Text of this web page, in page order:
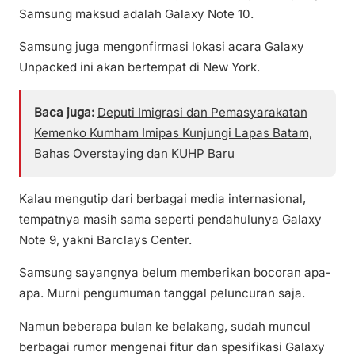
Samsung maksud adalah Galaxy Note 10.
Samsung juga mengonfirmasi lokasi acara Galaxy
Unpacked ini akan bertempat di New York.
Baca juga: Deputi Imigrasi dan Pemasyarakatan
Kemenko Kumham Imipas Kunjungi Lapas Batam,
Bahas Overstaying dan KUHP Baru
Kalau mengutip dari berbagai media internasional,
tempatnya masih sama seperti pendahulunya Galaxy
Note 9, yakni Barclays Center.
Samsung sayangnya belum memberikan bocoran apa-
apa. Murni pengumuman tanggal peluncuran saja.
Namun beberapa bulan ke belakang, sudah muncul
berbagai rumor mengenai fitur dan spesifikasi Galaxy